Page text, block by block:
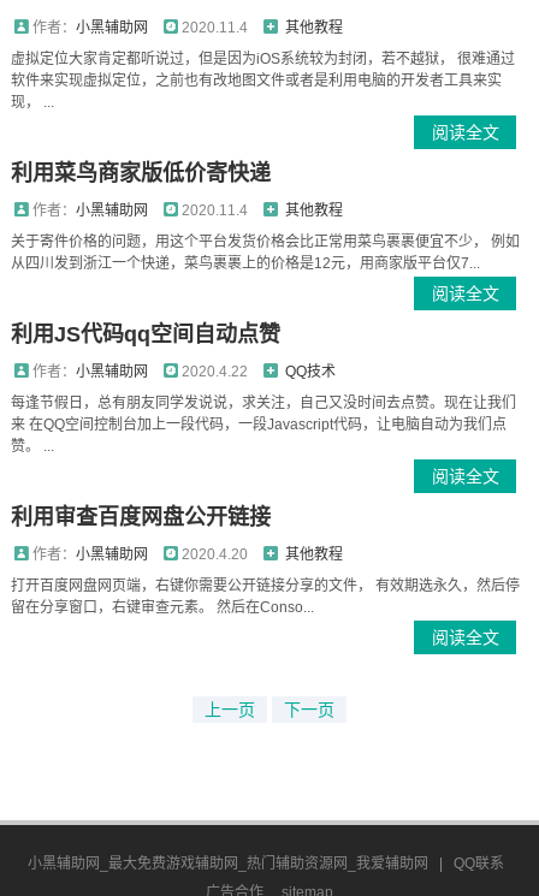
作者： 小黑辅助网 2020.11.4
其他教程
虚拟定位大家肯定都听说过，但是因为iOS系统较为封闭，若不越狱， 很难通过
软件来实现虚拟定位，之前也有改地图文件或者是利用电脑的开发者工具来实
现， ...
阅读全文
利用菜鸟商家版低价寄快递
作者： 小黑辅助网 2020.11.4
其他教程
关于寄件价格的问题，用这个平台发货价格会比正常用菜鸟裹裹便宜不少， 例如
从四川发到浙江一个快递，菜鸟裹裹上的价格是12元，用商家版平台仅7...
阅读全文
利用JS代码qq空间自动点赞
作者： 小黑辅助网 2020.4.22
QQ技术
每逢节假日，总有朋友同学发说说，求关注，自己又没时间去点赞。现在让我们
来 在QQ空间控制台加上一段代码，一段Javascript代码，让电脑自动为我们点
赞。 ...
阅读全文
利用审查百度网盘公开链接
作者： 小黑辅助网 2020.4.20
其他教程
打开百度网盘网页端，右键你需要公开链接分享的文件， 有效期选永久，然后停
留在分享窗口，右键审查元素。 然后在Conso...
阅读全文
上一页 下一页
小黑辅助网_最大免费游戏辅助网_热门辅助资源网_我爱辅助网
QQ联系
广告合作
sitemap